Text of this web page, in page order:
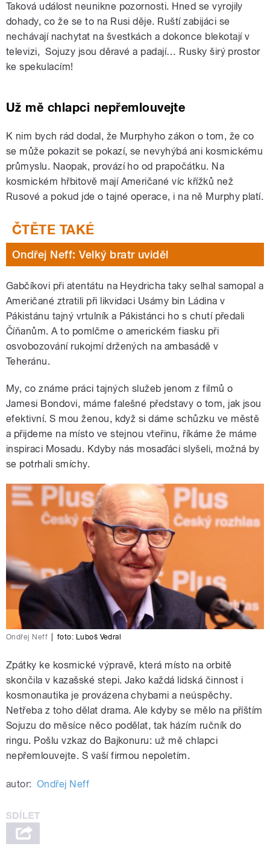
Taková událost neunikne pozornosti. Hned se vyrojily
dohady, co že se to na Rusi děje. Ruští zabijáci se
nechávají nachytat na švestkách a dokonce blekotají v
televizi, Sojuzy jsou děravé a padají… Rusky širý prostor
ke spekulacím!
Už mě chlapci nepřemlouvejte
K nim bych rád dodal, že Murphyho zákon o tom, že co
se může pokazit se pokazí, se nevyhýbá ani kosmickému
průmyslu. Naopak, provází ho od prapočátku. Na
kosmickém hřbitově mají Američané víc křížků než
Rusové a pokud jde o tajné operace, i na ně Murphy platí.
Ondřej Neff: Velký bratr uviděl
Gabčíkovi při atentátu na Heydricha taky selhal samopal a
Američané ztratili při likvidaci Usámy bin Ládina v
Pákistánu tajný vrtulník a Pákistánci ho s chutí předali
Číňanům. A to pomlčme o americkém fiasku při
osvobozování rukojmí držených na ambasádě v
Teheránu.
My, co známe práci tajných služeb jenom z filmů o
Jamesi Bondovi, máme falešné představy o tom, jak jsou
efektivní. S mou ženou, když si dáme schůzku ve městě
a přijdeme na místo ve stejnou vteřinu, říkáme že máme
inspiraci Mosadu. Kdyby nás mosaďáci slyšeli, možná by
se potrhali smíchy.
Ondřej Neff foto: Luboš Vedral
Zpátky ke kosmické výpravě, která místo na orbitě
skončila v kazašské stepi. Jako každá lidská činnost i
kosmonautika je provázena chybami a neúspěchy.
Netřeba z toho dělat drama. Ale kdyby se mělo na příštím
Sojuzu do měsíce něco podělat, tak házím ručník do
ringu. Pošlu vzkaz do Bajkonuru: už mě chlapci
nepřemlouvejte. S vaší firmou nepoletím.
autor: Ondřej Neff